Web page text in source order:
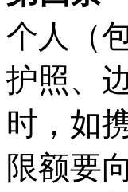
个人（
护照、
时，如
限额要